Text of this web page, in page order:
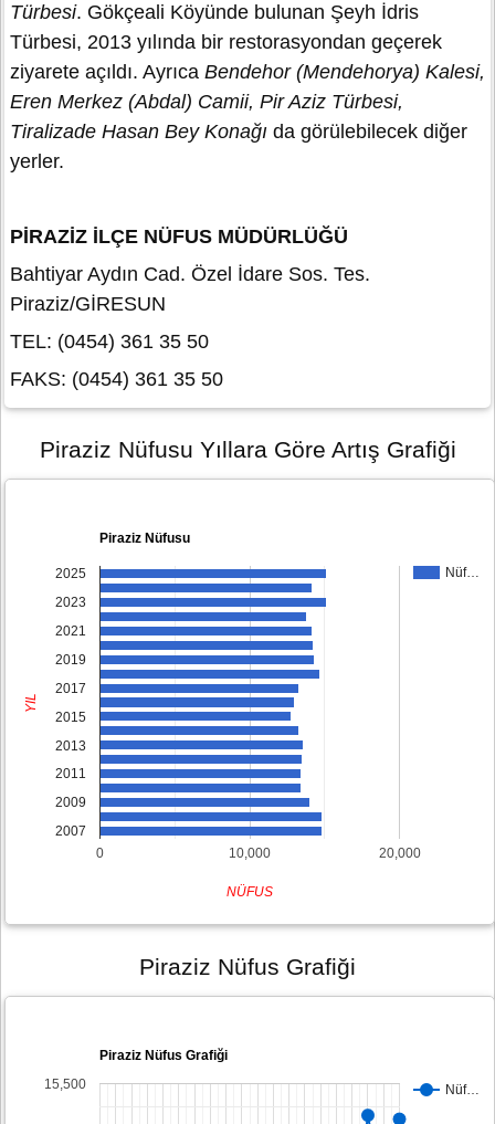
Türbesi. Gökçeali Köyünde bulunan Şeyh İdris
Türbesi, 2013 yılında bir restorasyondan geçerek
ziyarete açıldı. Ayrıca Bendehor (Mendehorya) Kalesi,
Eren Merkez (Abdal) Camii, Pir Aziz Türbesi,
Tiralizade Hasan Bey Konağı da görülebilecek diğer
yerler.
PİRAZİZ İLÇE NÜFUS MÜDÜRLÜĞÜ
Bahtiyar Aydın Cad. Özel İdare Sos. Tes.
Piraziz/GİRESUN
TEL: (0454) 361 35 50
FAKS: (0454) 361 35 50
Piraziz Nüfusu Yıllara Göre Artış Grafiği
Piraziz Nüfusu
Nüf…
0 10,000 20,000
2025
2023
2021
2019
2017
2015
2013
2011
2009
2007
NÜFUS
YIL
Piraziz Nüfus Grafiği
Piraziz Nüfus Grafiği
Nüf…
15,500